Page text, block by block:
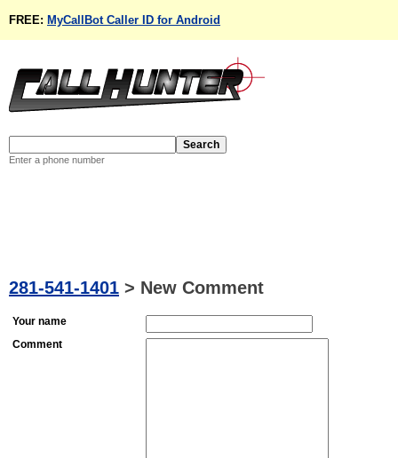
FREE: MyCallBot Caller ID for Android
Enter a phone number
281-541-1401 > New Comment
Your name
Comment